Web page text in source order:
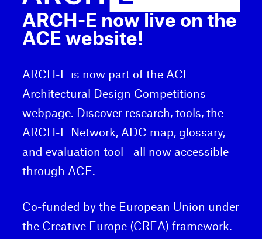
ARCH-E now live on the
ACE website!
ARCH-E is now part of the ACE
Architectural Design Competitions
webpage. Discover research, tools, the
ARCH-E Network, ADC map, glossary,
and evaluation tool—all now accessible
through ACE.
Co-funded by the European Union under
the Creative Europe (CREA) framework.